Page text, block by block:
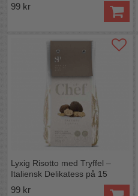
99 kr
Lyxig Risotto med Tryffel –
Italiensk Delikatess på 15
Minuter
99 kr